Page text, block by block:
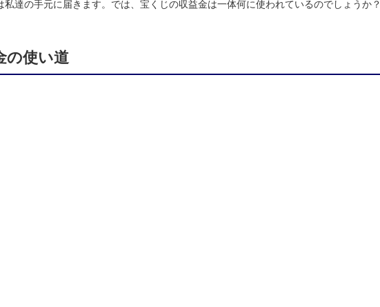
私達の手元に届きます。では、宝くじの収益金は一体何に使われているのでしょうか？
の使い道